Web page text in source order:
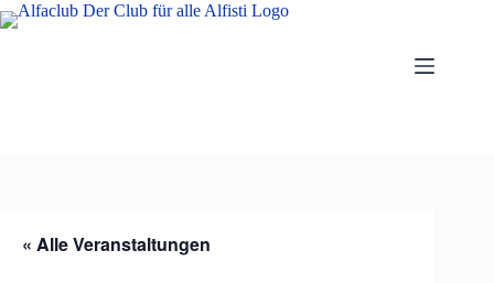
Zum
Inhalt
« Alle Veranstaltungen